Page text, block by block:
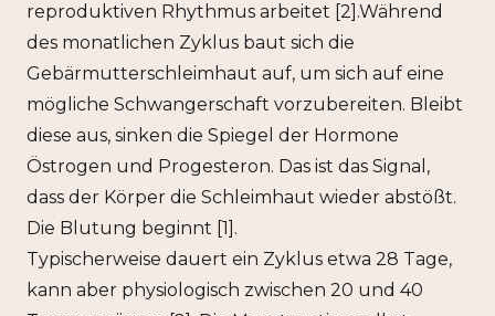
reproduktiven Rhythmus arbeitet [2].Während
des monatlichen Zyklus baut sich die
Gebärmutterschleimhaut auf, um sich auf eine
mögliche Schwangerschaft vorzubereiten. Bleibt
diese aus, sinken die Spiegel der Hormone
Östrogen und Progesteron. Das ist das Signal,
dass der Körper die Schleimhaut wieder abstößt.
Die Blutung beginnt [1].
Typischerweise dauert ein Zyklus etwa 28 Tage,
kann aber physiologisch zwischen 20 und 40